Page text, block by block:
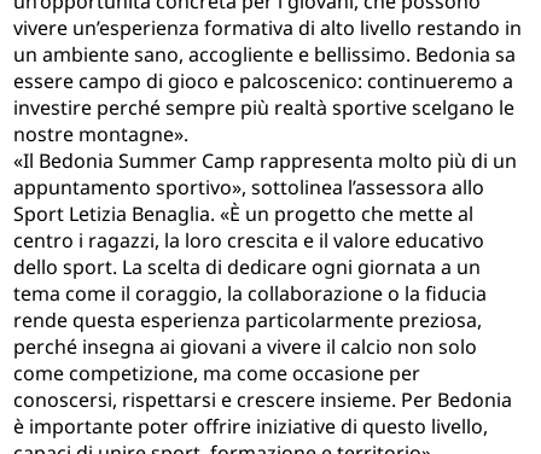
vivere un’esperienza formativa di alto livello restando in
un ambiente sano, accogliente e bellissimo. Bedonia sa
essere campo di gioco e palcoscenico: continueremo a
investire perché sempre più realtà sportive scelgano le
nostre montagne».
«Il Bedonia Summer Camp rappresenta molto più di un
appuntamento sportivo», sottolinea l’assessora allo
Sport Letizia Benaglia. «È un progetto che mette al
centro i ragazzi, la loro crescita e il valore educativo
dello sport. La scelta di dedicare ogni giornata a un
tema come il coraggio, la collaborazione o la fiducia
rende questa esperienza particolarmente preziosa,
perché insegna ai giovani a vivere il calcio non solo
come competizione, ma come occasione per
conoscersi, rispettarsi e crescere insieme. Per Bedonia
è importante poter offrire iniziative di questo livello,